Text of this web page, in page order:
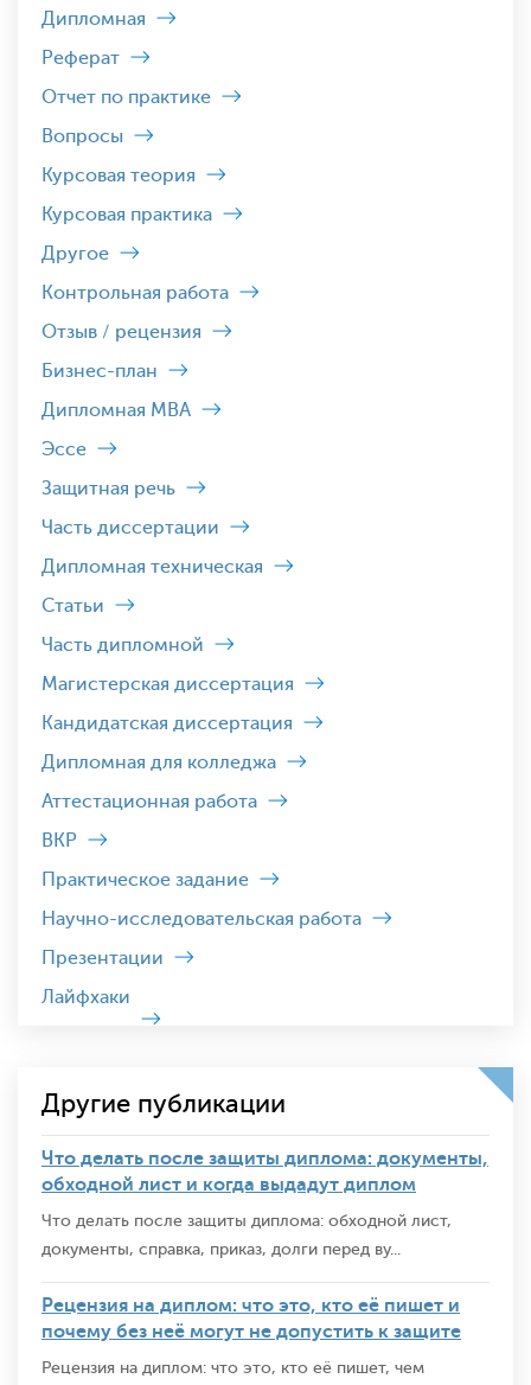
Дипломная
Реферат
Отчет по практике
Вопросы
Курсовая теория
Курсовая практика
Другое
Контрольная работа
Отзыв / рецензия
Бизнес-план
Дипломная MBA
Эссе
Защитная речь
Часть диссертации
Дипломная техническая
Статьи
Часть дипломной
Магистерская диссертация
Кандидатская диссертация
Дипломная для колледжа
Аттестационная работа
ВКР
Практическое задание
Научно-исследовательская работа
Презентации
Лайфхаки
Другие публикации
Что делать после защиты диплома: документы,
обходной лист и когда выдадут диплом
Что делать после защиты диплома: обходной лист,
документы, справка, приказ, долги перед ву...
Рецензия на диплом: что это, кто её пишет и
почему без неё могут не допустить к защите
Рецензия на диплом: что это, кто её пишет, чем